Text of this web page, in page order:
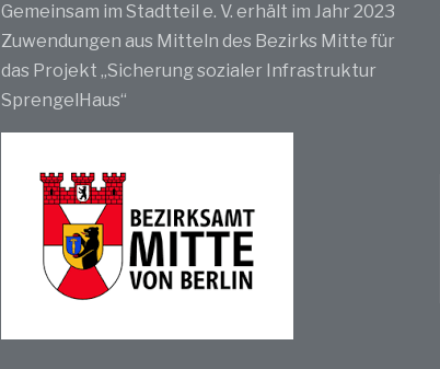
Gemeinsam im Stadtteil e. V. erhält im Jahr 2023
Zuwendungen aus Mitteln des Bezirks Mitte für
das Projekt „Sicherung sozialer Infrastruktur
SprengelHaus“